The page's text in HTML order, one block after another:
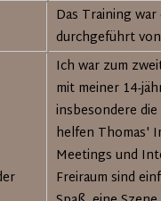
Das Training
durchgeführt
Ich war zum
mit meiner 14-
insbesondere
helfen Thomas'
Meetings und
Freiraum sind